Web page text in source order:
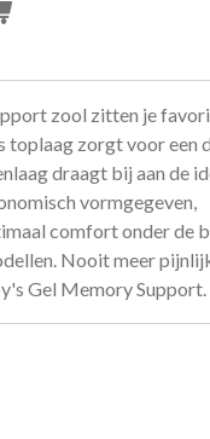
zool zitten je
toplaag zorgt voor een
draagt bij aan de
vormgegeven,
comfort onder de
Nooit meer
Gel Memory Support.